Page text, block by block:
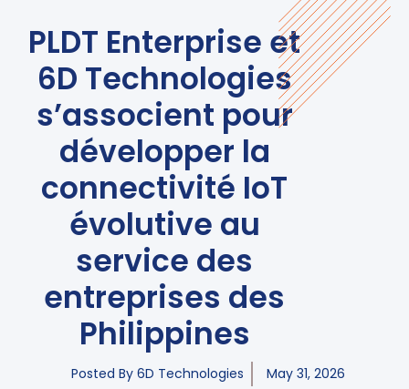
PLDT Enterprise et
6D Technologies
s’associent pour
développer la
connectivité IoT
évolutive au
service des
entreprises des
Philippines
Posted By 6D Technologies May 31, 2026